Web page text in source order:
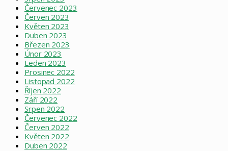
Červenec 2023
Červen 2023
Květen 2023
Duben 2023
Březen 2023
Únor 2023
Leden 2023
Prosinec 2022
Listopad 2022
Říjen 2022
Září 2022
Srpen 2022
Červenec 2022
Červen 2022
Květen 2022
Duben 2022